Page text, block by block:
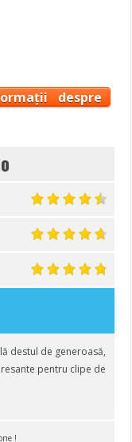
despre
destul de generoasă,
pentru clipe de
!